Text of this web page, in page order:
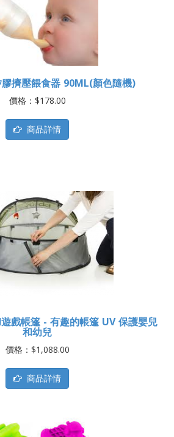
擠壓餵食器 90ML(顏色隨機)
價格：$178.00
商品詳情
戲帳篷 - 有趣的帳篷 UV 保護嬰兒
和幼兒
價格：$1,088.00
商品詳情